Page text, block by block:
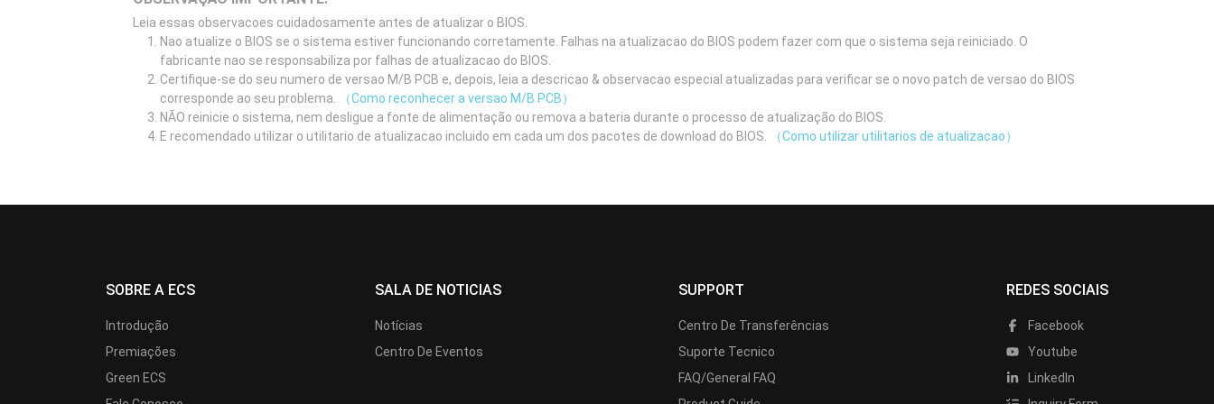
Leia essas observacoes cuidadosamente antes de atualizar o BIOS.
Nao atualize o BIOS se o sistema estiver funcionando corretamente. Falhas na atualizacao do BIOS podem fazer com que o sistema seja reiniciado. O
fabricante nao se responsabiliza por falhas de atualizacao do BIOS.
Certifique-se do seu numero de versao M/B PCB e, depois, leia a descricao & observacao especial atualizadas para verificar se o novo patch de versao do BIOS
corresponde ao seu problema.
（Como reconhecer a versao M/B PCB）
NÃO reinicie o sistema, nem desligue a fonte de alimentação ou remova a bateria durante o processo de atualização do BIOS.
E recomendado utilizar o utilitario de atualizacao incluido em cada um dos pacotes de download do BIOS.
（Como utilizar utilitarios de atualizacao）
SOBRE A ECS
Introdução
Premiações
Green ECS
SALA DE NOTICIAS
Notícias
Centro De Eventos
SUPPORT
Centro De Transferências
Suporte Tecnico
FAQ/General FAQ
REDES SOCIAIS
Facebook
Youtube
LinkedIn